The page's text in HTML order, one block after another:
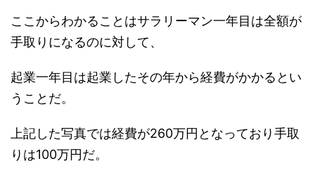
ここからわかることはサラリーマン一年目は全額が
手取りになるのに対して、
起業一年目は起業したその年から経費がかかるとい
うことだ。
上記した写真では経費が260万円となっており手取
りは100万円だ。